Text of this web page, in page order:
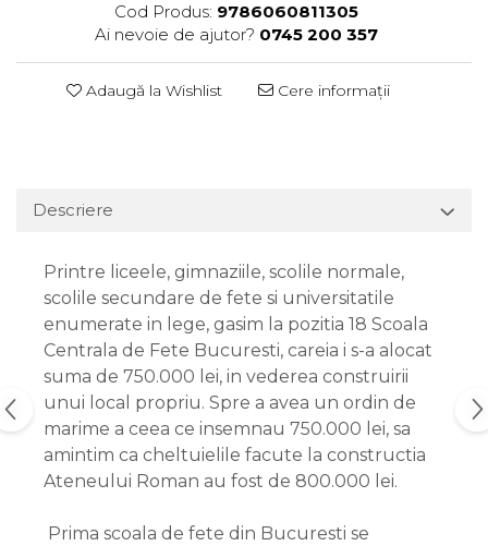
Cod Produs: 9786060811305
Ai nevoie de ajutor? 0745 200 357
Adaugă la Wishlist Cere informații
Descriere
Printre liceele, gimnaziile, scolile normale,
scolile secundare de fete si universitatile
enumerate in lege, gasim la pozitia 18 Scoala
Centrala de Fete Bucuresti, careia i s-a alocat
suma de 750.000 lei, in vederea construirii
unui local propriu. Spre a avea un ordin de
marime a ceea ce insemnau 750.000 lei, sa
amintim ca cheltuielile facute la constructia
Ateneului Roman au fost de 800.000 lei.
Prima scoala de fete din Bucuresti se